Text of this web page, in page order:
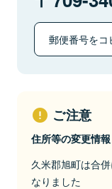
郵便番号をコ
ご注意
住所等の変更情報
久米郡旭町は合
なりました